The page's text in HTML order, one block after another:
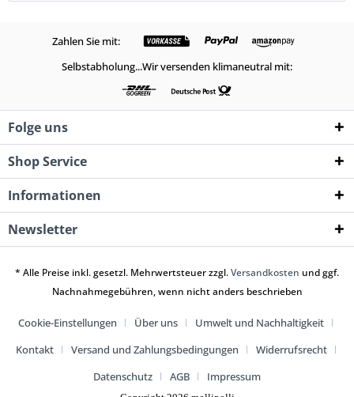
Zahlen Sie mit:
Selbstabholung...Wir versenden klimaneutral mit:
Folge uns
Shop Service
Informationen
Newsletter
* Alle Preise inkl. gesetzl. Mehrwertsteuer zzgl.Versandkosten und ggf.
Nachnahmegebühren, wenn nicht anders beschrieben
Cookie-Einstellungen Über uns
Umwelt und Nachhaltigkeit
Kontakt
Versand und Zahlungsbedingungen
Widerrufsrecht
Datenschutz
AGB Impressum